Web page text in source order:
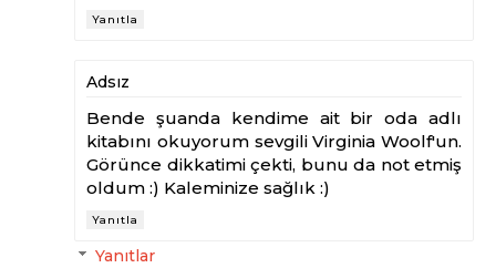
Yanıtla
Adsız
Bende şuanda kendime ait bir oda adlı
kitabını okuyorum sevgili Virginia Woolf'un.
Görünce dikkatimi çekti, bunu da not etmiş
oldum :) Kaleminize sağlık :)
Yanıtla
Yanıtlar